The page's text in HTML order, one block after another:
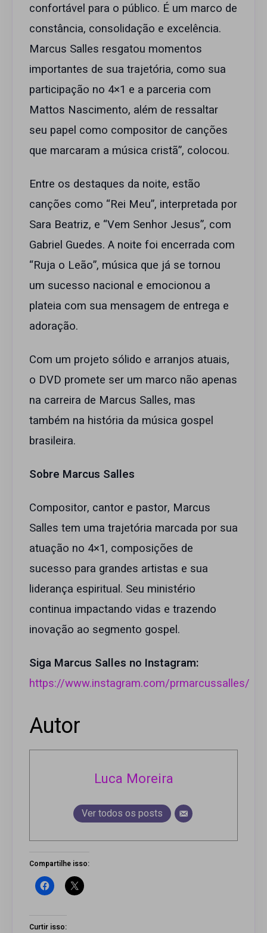
confortável para o público. É um marco de
constância, consolidação e excelência.
Marcus Salles resgatou momentos
importantes de sua trajetória, como sua
participação no 4×1 e a parceria com
Mattos Nascimento, além de ressaltar
seu papel como compositor de canções
que marcaram a música cristã”, colocou.
Entre os destaques da noite, estão
canções como “Rei Meu”, interpretada por
Sara Beatriz, e “Vem Senhor Jesus”, com
Gabriel Guedes. A noite foi encerrada com
“Ruja o Leão”, música que já se tornou
um sucesso nacional e emocionou a
plateia com sua mensagem de entrega e
adoração.
Com um projeto sólido e arranjos atuais,
o DVD promete ser um marco não apenas
na carreira de Marcus Salles, mas
também na história da música gospel
brasileira.
Sobre Marcus Salles
Compositor, cantor e pastor, Marcus
Salles tem uma trajetória marcada por sua
atuação no 4×1, composições de
sucesso para grandes artistas e sua
liderança espiritual. Seu ministério
continua impactando vidas e trazendo
inovação ao segmento gospel.
Siga Marcus Salles no Instagram:
https://www.instagram.com/prmarcussalles/
Autor
Luca Moreira
Ver todos os posts
Compartilhe isso:
Curtir isso: